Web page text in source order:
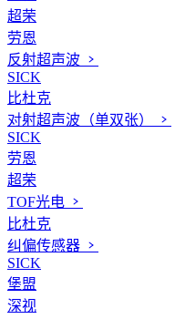
超荣
劳恩
反射超声波
SICK
比杜克
对射超声波（单双张）
SICK
劳恩
超荣
TOF光电
比杜克
纠偏传感器
SICK
堡盟
深视